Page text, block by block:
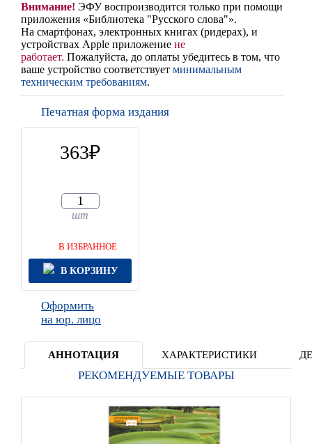
Внимание! ЭФУ воспроизводится только при помощи
приложения «Библиотека "Русского слова"».
На смартфонах, электронных книгах (ридерах), и
устройствах Apple приложение не
работает. Пожалуйста, до оплаты убедитесь в том, что
ваше устройство соответствует минимальным
техническим требованиям.
Печатная форма издания
363
шт
В ИЗБРАННОЕ
В КОРЗИНУ
Оформить
на юр. лицо
АННОТАЦИЯ ХАРАКТЕРИСТИКИ
РЕКОМЕНДУЕМЫЕ ТОВАРЫ